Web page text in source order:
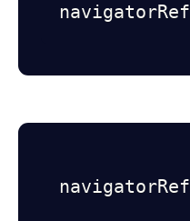
navigatorRef
navigatorRef